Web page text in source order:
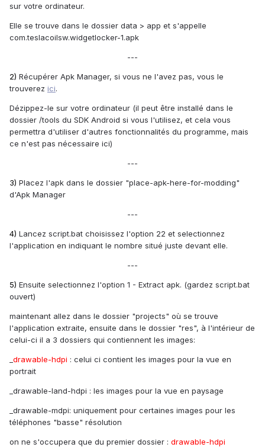
sur votre ordinateur.
Elle se trouve dans le dossier data > app et s'appelle
com.teslacoilsw.widgetlocker-1.apk
---
2) Récupérer Apk Manager, si vous ne l'avez pas, vous le
trouverez ici.
Dézippez-le sur votre ordinateur (il peut être installé dans le
dossier /tools du SDK Android si vous l'utilisez, et cela vous
permettra d'utiliser d'autres fonctionnalités du programme, mais
ce n'est pas nécessaire ici)
---
3) Placez l'apk dans le dossier "place-apk-here-for-modding"
d'Apk Manager
---
4) Lancez script.bat choisissez l'option 22 et selectionnez
l'application en indiquant le nombre situé juste devant elle.
---
5) Ensuite selectionnez l'option 1 - Extract apk. (gardez script.bat
ouvert)
maintenant allez dans le dossier "projects" où se trouve
l'application extraite, ensuite dans le dossier "res", à l'intérieur de
celui-ci il a 3 dossiers qui contiennent les images:
drawable-hdpi : celui ci contient les images pour la vue en
portrait
_drawable-land-hdpi : les images pour la vue en paysage
_drawable-mdpi: uniquement pour certaines images pour les
téléphones "basse" résolution
on ne s'occupera que du premier dossier : drawable-hdpi